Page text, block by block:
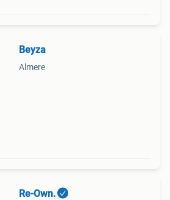
Beyza
Almere
Re-Own.